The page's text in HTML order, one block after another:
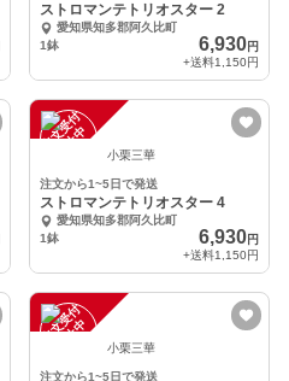
ストロマンテトリオスター 2
愛知県知多郡阿久比町
1鉢
6,930円
+送料1,150円
注
文
受
付
停
止
中 小栗三華
注文から1~5日で発送
ストロマンテトリオスター 4
愛知県知多郡阿久比町
1鉢
6,930円
+送料1,150円
注
文
受
付
停
止
中 小栗三華
注文から1~5日で発送